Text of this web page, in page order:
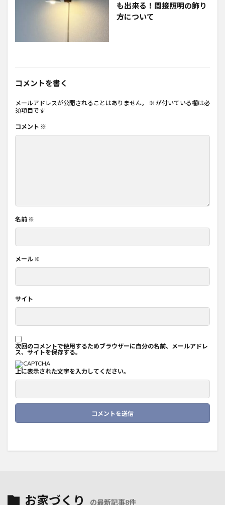
も出来る！間接照明の飾り
方について
コメントを書く
メールアドレスが公開されることはありません。 ※ が付いている欄は必
須項目です
コメント ※
名前 ※
メール ※
サイト
次回のコメントで使用するためブラウザーに自分の名前、メールアドレ
ス、サイトを保存する。
上に表示された文字を入力してください。
お家づくり の最新記事8件